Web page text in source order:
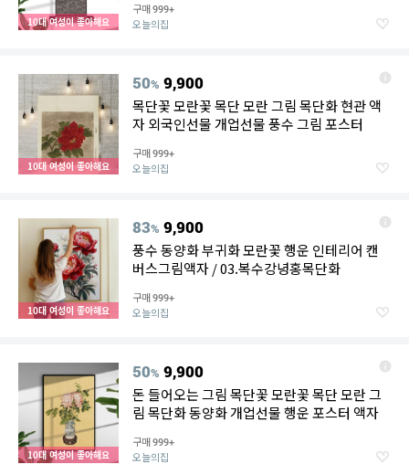
10대 여성이 좋아해요
구매999+
오늘의집
10대 여성이 좋아해요
50% 9,900
목단꽃 모란꽃 목단 모란 그림 목단화 현관 액
자 외국인선물 개업선물 풍수 그림 포스터
구매999+
오늘의집
10대 여성이 좋아해요
83% 9,900
풍수 동양화 부귀화 모란꽃 행운 인테리어 캔
버스그림액자 / 03.복수강녕홍목단화
구매999+
오늘의집
10대 여성이 좋아해요
50% 9,900
돈 들어오는 그림 목단꽃 모란꽃 목단 모란 그
림 목단화 동양화 개업선물 행운 포스터 액자
구매999+
오늘의집